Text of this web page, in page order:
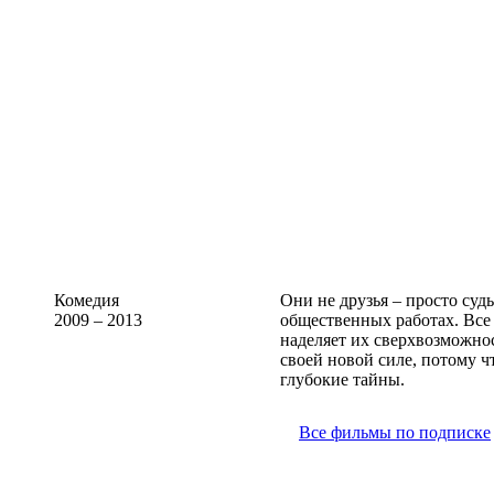
Комедия
2009 – 2013
Они не друзья – просто
общественных работах.
наделяет их
своей новой силе, потому
глубокие тайны.
Все фильмы по подписке